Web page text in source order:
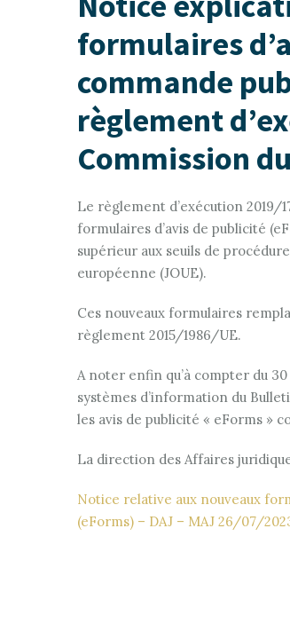
formulaires
commande
règlement
Commission
Le règlement d’exécution 2019/
formulaires d’avis de publicité
supérieur aux seuils de
européenne (JOUE).
Ces nouveaux formulaires
règlement 2015/1986/UE.
A noter enfin qu’à compter du
systèmes d’information du
les avis de publicité « eForms »
La direction des Affaires
Notice relative aux nouveaux
(eForms) – DAJ – MAJ 26/07/